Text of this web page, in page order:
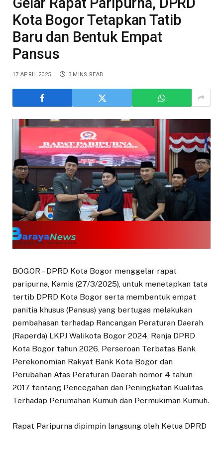
Kota Bogor Tetapkan Tatib
Baru dan Bentuk Empat
Pansus
17 APRIL 2025 3 MINS READ
BOGOR – DPRD Kota Bogor menggelar rapat
paripurna, Kamis (27/3/2025), untuk menetapkan tata
tertib DPRD Kota Bogor serta membentuk empat
panitia khusus (Pansus) yang bertugas melakukan
pembahasan terhadap Rancangan Peraturan Daerah
(Raperda) LKPJ Walikota Bogor 2024, Renja DPRD
Kota Bogor tahun 2026, Perseroan Terbatas Bank
Perekonomian Rakyat Bank Kota Bogor dan
Perubahan Atas Peraturan Daerah nomor 4 tahun
2017 tentang Pencegahan dan Peningkatan Kualitas
Terhadap Perumahan Kumuh dan Permukiman Kumuh.
Rapat Paripurna dipimpin langsung oleh Ketua DPRD